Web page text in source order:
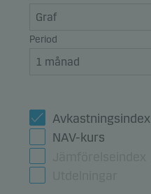
Period
Avkastningsindex
NAV-kurs